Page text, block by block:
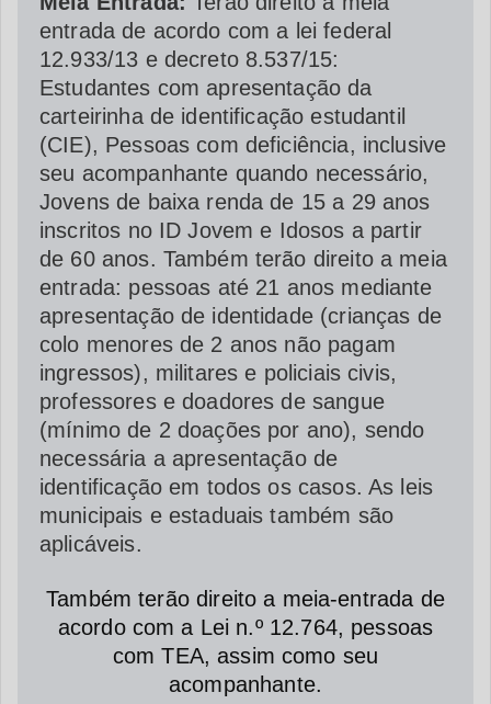
entrada de acordo com a lei federal
12.933/13 e decreto 8.537/15:
Estudantes com apresentação da
carteirinha de identificação estudantil
(CIE), Pessoas com deficiência, inclusive
seu acompanhante quando necessário,
Jovens de baixa renda de 15 a 29 anos
inscritos no ID Jovem e Idosos a partir
de 60 anos. Também terão direito a meia
entrada: pessoas até 21 anos mediante
apresentação de identidade (crianças de
colo menores de 2 anos não pagam
ingressos), militares e policiais civis,
professores e doadores de sangue
(mínimo de 2 doações por ano), sendo
necessária a apresentação de
identificação em todos os casos. As leis
municipais e estaduais também são
aplicáveis.
Também terão direito a meia-entrada de
acordo com a Lei n.º 12.764, pessoas
com TEA, assim como seu
acompanhante.